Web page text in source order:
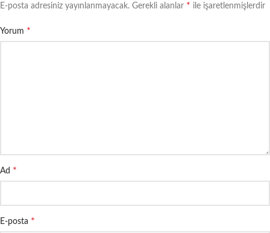
E-posta adresiniz yayınlanmayacak. Gerekli alanlar * ile işaretlenmişlerdir
Yorum *
Ad *
E-posta *